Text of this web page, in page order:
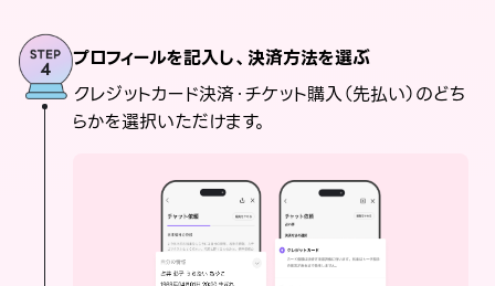
プロフィールを記入し、決済方法を選ぶ
クレジットカード決済・チケット購入（先払い）のどち
らかを選択いただけます。